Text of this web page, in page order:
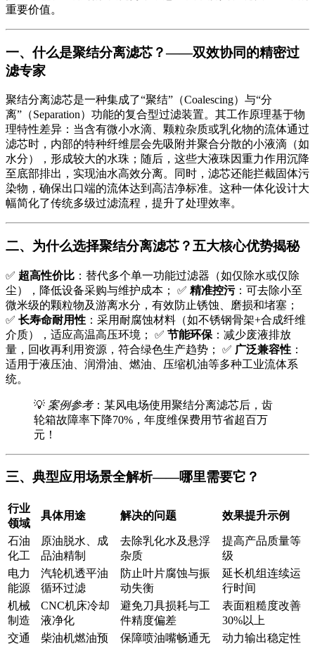
重要价值。
一、什么是聚结分离滤芯？——双效协同的精密过
滤专家
聚结分离滤芯是一种集成了“聚结”（Coalescing）与“分
离”（Separation）功能的复合型过滤装置。其工作原理基于物
理特性差异：当含有微小水滴、颗粒杂质或乳化物的流体通过
滤芯时，内部的特种纤维层会先吸附并聚合分散的小液滴（如
水分），形成较大的水珠；随后，这些大液珠因重力作用沉降
至底部排出，实现油水高效分离。同时，滤芯还能拦截固体污
染物，确保出口端的流体达到高洁净标准。这种一体化设计大
幅简化了传统多级过滤流程，提升了处理效率。
二、为什么选择聚结分离滤芯？五大核心优势揭秘
✅ 超高性价比 ：替代多个单一功能过滤器（如仅除水或仅除
尘），降低设备采购与维护成本； ✅ 精准控污：可去除小至
微米级的颗粒物及游离水分，有效防止锈蚀、磨损和堵塞；
✅ 长寿命耐用性 ：采用耐腐蚀材料（如不锈钢骨架+合成纤维
介质），适应高温高压环境； ✅ 节能环保 ：减少废液排放
量，回收再利用资源，符合绿色生产趋势； ✅ 广泛兼容性 ：
适用于液压油、润滑油、燃油、压缩机油等多种工业流体系
统。
💡 案例参考：某风电场使用聚结分离滤芯后，齿
轮箱故障率下降70%，年度维保费用节省超百万
元！
三、典型应用场景全解析——哪里需要它？
行业
领域
具体用途 解决的问题 效果提升示例
石油
化工
原油脱水、成
品油精制
去除乳化水及悬浮
杂质
提高产品质量等
级
电力
能源
汽轮机透平油
循环过滤
防止叶片腐蚀与振
动失衡
延长机组连续运
行时间
机械
制造
CNC机床冷却
液净化
避免刀具损耗与工
件精度偏差
表面粗糙度改善
30%以上
交通
柴油机燃油预
保障喷油嘴畅通无
动力输出稳定性